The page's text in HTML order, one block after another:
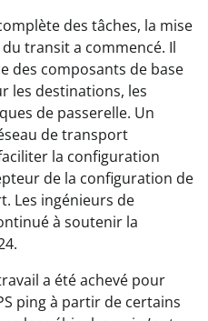
des tâches, la mise
transit a commencé. Il
des composants de base
les destinations, les
de passerelle. Un
de transport
la configuration
de la configuration de
Les ingénieurs de
à soutenir la
a été achevé pour
ping à partir de certains